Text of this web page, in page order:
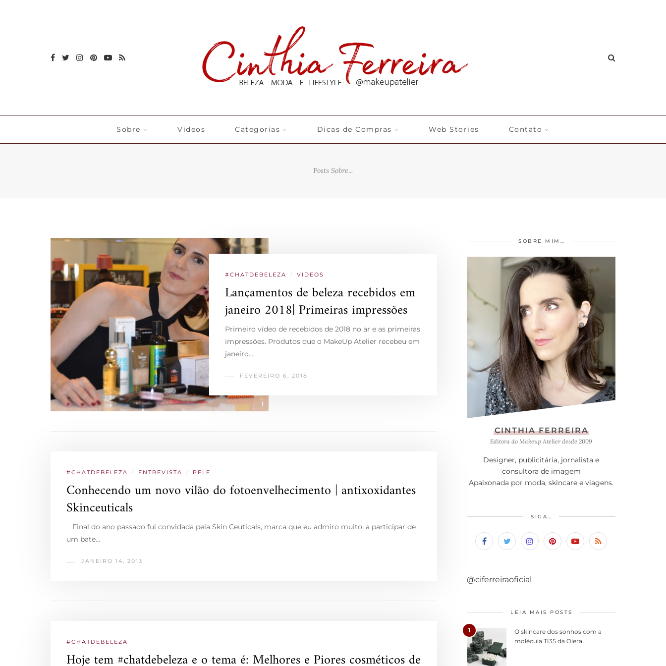
Sobre Videos Categorias Dicas de Compras Web Stories Contato
Posts Sobre...
#CHATDEBELEZA / VIDEOS
Lançamentos de beleza recebidos em
janeiro 2018| Primeiras impressões
Primeiro vídeo de recebidos de 2018 no ar e as primeiras
impressões. Produtos que o MakeUp Atelier recebeu em
janeiro…
FEVEREIRO 6, 2018
#CHATDEBELEZA / ENTREVISTA / PELE
Conhecendo um novo vilão do fotoenvelhecimento | antixoxidantes
Skinceuticals
Final do ano passado fui convidada pela Skin Ceuticals, marca que eu admiro muito, a participar de
um bate…
JANEIRO 14, 2013
#CHATDEBELEZA
Hoje tem #chatdebeleza e o tema é: Melhores e Piores cosméticos de
SOBRE MIM…
CINTHIA FERREIRA
Editora do Makeup Atelier desde 2009
Designer, publicitária, jornalista e
consultora de imagem
Apaixonada por moda, skincare e viagens.
SIGA…
@ciferreiraoficial
LEIA MAIS POSTS
1
O skincare dos sonhos com a
molécula TI35 da Olera